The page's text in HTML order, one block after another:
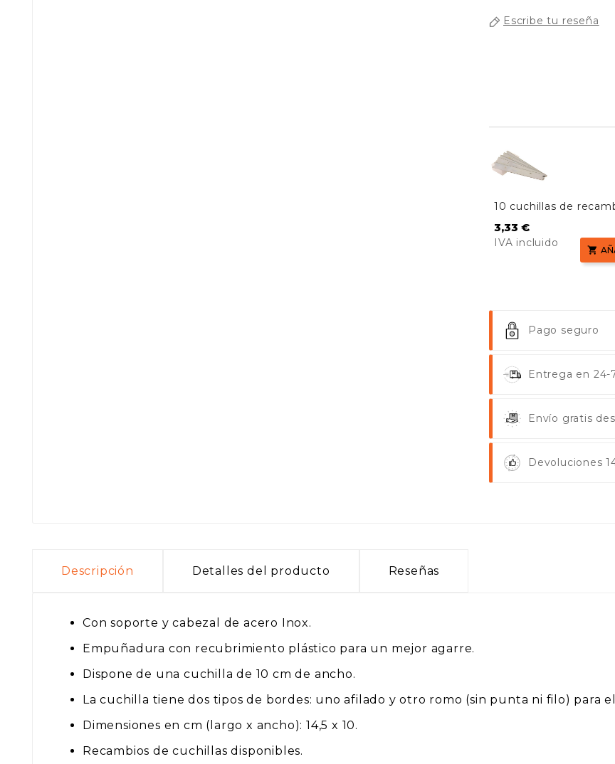
Escribe tu reseña
10 cuchillas de
rascador AF06304
Precio
3,33 €
IVA incluido

Pago seguro
Entrega en 24-
Envío gratis
Devoluciones
Descripción Detalles del producto Reseñas
Con soporte y cabezal de acero Inox.
Empuñadura con recubrimiento plástico para un mejor agarre.
Dispone de una cuchilla de 10 cm de ancho.
La cuchilla tiene dos tipos de bordes: uno afilado y otro romo (sin punta ni filo) para
Dimensiones en cm (largo x ancho): 14,5 x 10.
Recambios de cuchillas disponibles.